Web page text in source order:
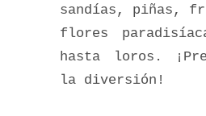
sandías, piñas,
flores
hasta loros.
la diversión!